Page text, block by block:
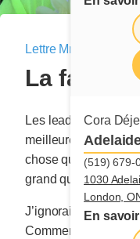
Cora
(519) 679-
1030
London,
En
Lettre Mme Cora
La
Les leaders se
meilleure raison au
chose qui a le
grand qu’eux-
J’ignorais ces
Comment l’aurai-je